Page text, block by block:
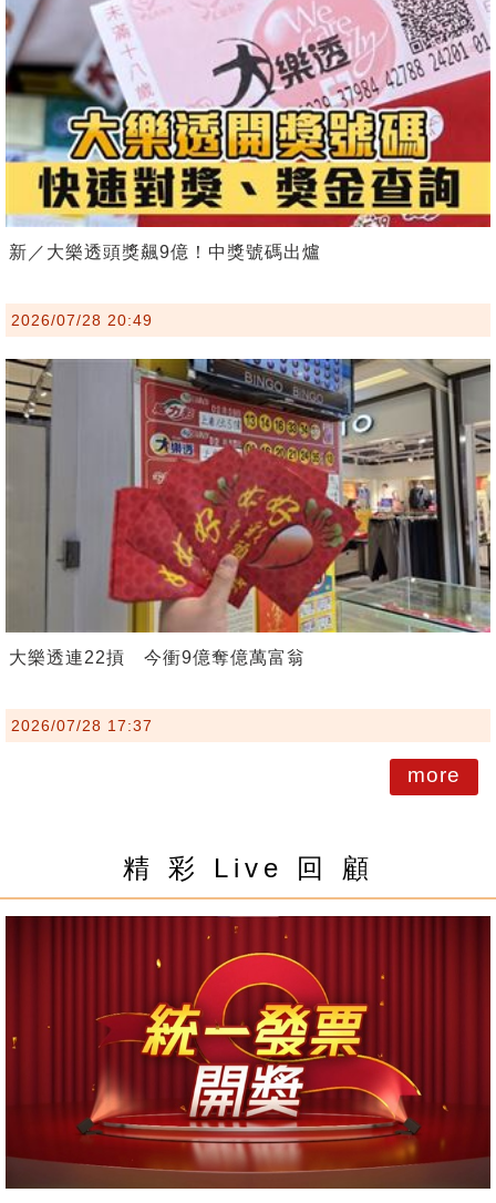
新／大樂透頭獎飆9億！中獎號碼出爐
2026/07/28 20:49
大樂透連22摃 今衝9億奪億萬富翁
2026/07/28 17:37
more
精 彩 Live 回 顧